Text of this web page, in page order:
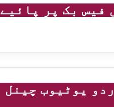
فیس بک پر پائیے
یوٹیوب چینل